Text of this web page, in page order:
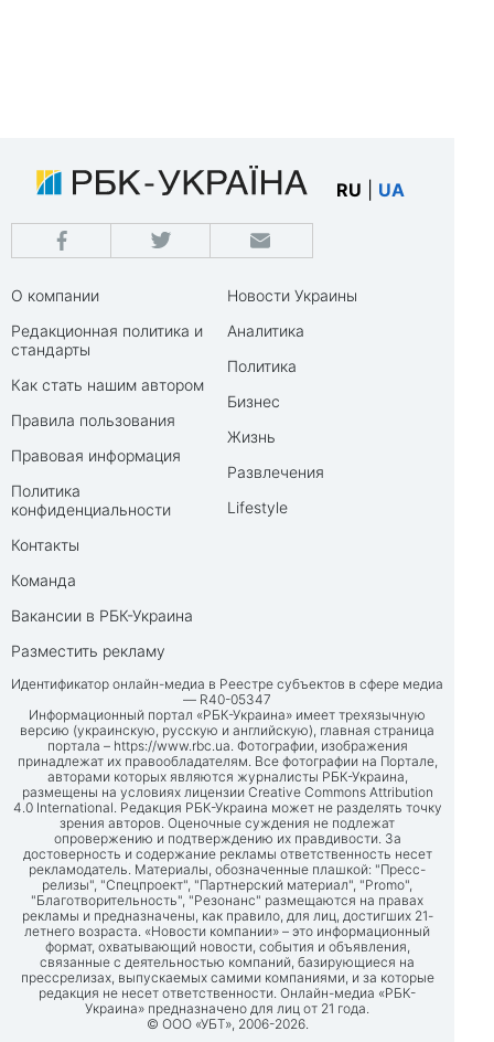
RU UA
О компании
Редакционная политика и
стандарты
Как стать нашим автором
Правила пользования
Правовая информация
Политика
конфиденциальности
Контакты
Команда
Вакансии в РБК-Украина
Разместить рекламу
Новости Украины
Аналитика
Политика
Бизнес
Жизнь
Развлечения
Lifestyle
Идентификатор онлайн-медиа в Реестре субъектов в сфере медиа
— R40-05347
Информационный портал «РБК-Украина» имеет трехязычную
версию (украинскую, русскую и английскую), главная страница
портала – https://www.rbc.ua. Фотографии, изображения
принадлежат их правообладателям. Все фотографии на Портале,
авторами которых являются журналисты РБК-Украина,
размещены на условиях лицензии Creative Commons Attribution
4.0 International. Редакция РБК-Украина может не разделять точку
зрения авторов. Оценочные суждения не подлежат
опровержению и подтверждению их правдивости. За
достоверность и содержание рекламы ответственность несет
рекламодатель. Материалы, обозначенные плашкой: "Пресс-
релизы", "Спецпроект", "Партнерский материал", "Promo",
"Благотворительность", "Резонанс" размещаются на правах
рекламы и предназначены, как правило, для лиц, достигших 21-
летнего возраста. «Новости компании» – это информационный
формат, охватывающий новости, события и объявления,
связанные с деятельностью компаний, базирующиеся на
прессрелизах, выпускаемых самими компаниями, и за которые
редакция не несет ответственности. Онлайн-медиа «РБК-
Украина» предназначено для лиц от 21 года.
© ООО «УБТ», 2006-2026.